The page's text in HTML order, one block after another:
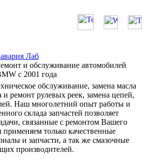
Лаб
и обслуживание автомобилей
с 2001 года
обслуживание, замена масла
ремонт рулевых реек, замена цепей,
Наш многолетний опыт работы и
склада запчастей позволяет
связанные с ремонтом Вашего
только качественные
и запчасти, а так же смазочные
производителей.